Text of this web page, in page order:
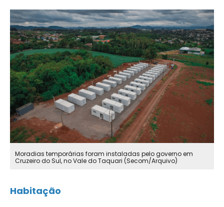
Moradias temporárias foram instaladas pelo governo em
Cruzeiro do Sul, no Vale do Taquari (Secom/Arquivo)
Habitação